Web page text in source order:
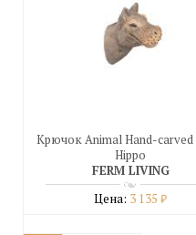
Крючок Animal Hand-carved
Hippo
FERM LIVING
Цена: 3 135 ₽